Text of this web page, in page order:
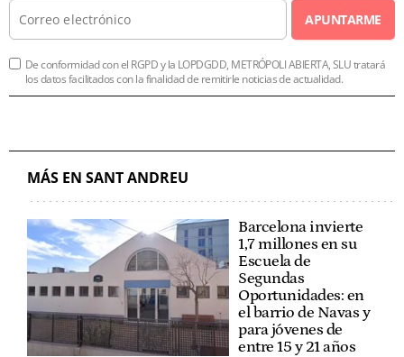
APUNTARME
De conformidad con el RGPD y la LOPDGDD, METRÓPOLI ABIERTA, SLU tratará
los datos facilitados con la finalidad de remitirle noticias de actualidad.
MÁS EN SANT ANDREU
Barcelona invierte
1,7 millones en su
Escuela de
Segundas
Oportunidades: en
el barrio de Navas y
para jóvenes de
entre 15 y 21 años